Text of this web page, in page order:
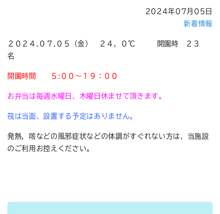
2024年07月05日
新着情報
２０２４.０７.０５（金） ２４，０℃ 開園時 ２３
名
開園時間 ５:００～１９：００
お弁当は毎週水曜日、木曜日休ませて頂きます。
筏は当面、設置する予定はありません。
発熱，咳などの風邪症状などの体調がすぐれない方は、当施設
のご利用お控えください。